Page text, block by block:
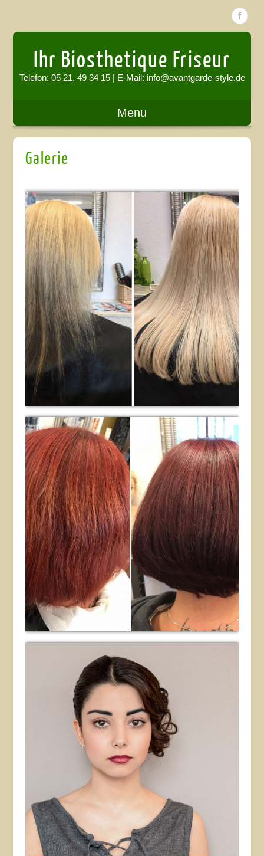
Ihr Biosthetique Friseur
Telefon: 05 21. 49 34 15 | E-Mail: info@avantgarde-style.de
Menu
Galerie